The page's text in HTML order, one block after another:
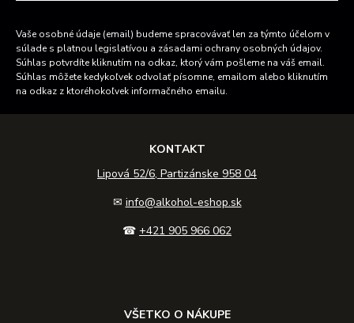
Vaše osobné údaje (email) budeme spracovávať len za týmto účelom v
súlade s platnou legislatívou a zásadami ochrany osobných údajov.
Súhlas potvrdíte kliknutím na odkaz, ktorý vám pošleme na váš email.
Súhlas môžete kedykoľvek odvolať písomne, emailom alebo kliknutím
na odkaz z ktoréhokoľvek informačného emailu.
KONTAKT
Lipová 52/6, Partizánske 958 04
✉ info@alkohol-eshop.sk
☎ +421 905 966 062
VŠETKO O NÁKUPE